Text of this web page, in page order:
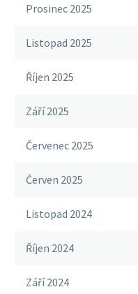
Prosinec 2025
Listopad 2025
Říjen 2025
Září 2025
Červenec 2025
Červen 2025
Listopad 2024
Říjen 2024
Září 2024